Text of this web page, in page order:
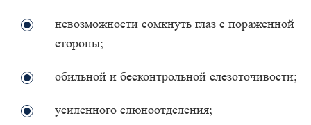
невозможности сомкнуть глаз с пораженной
стороны;
обильной и бесконтрольной слезоточивости;
усиленного слюноотделения;